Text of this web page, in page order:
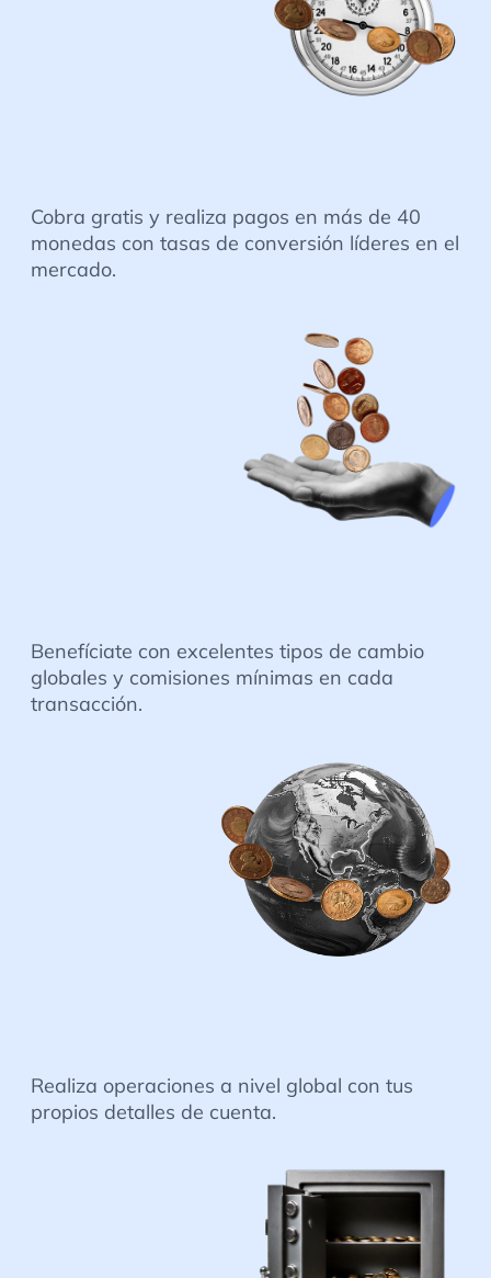
Cobra gratis y realiza pagos en más de 40
monedas con tasas de conversión líderes en el
mercado.
Benefíciate con excelentes tipos de cambio
globales y comisiones mínimas en cada
transacción.
Realiza operaciones a nivel global con tus
propios detalles de cuenta.